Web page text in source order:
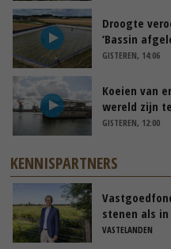
Droogte
‘Bassin
GISTEREN, 14:06
Koeien van
wereld zijn
GISTEREN, 12:00
KENNISPARTNERS
stenen als in
VASTELANDEN